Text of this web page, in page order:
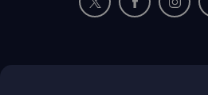
Nouvelle fenêtre :
Nouvelle